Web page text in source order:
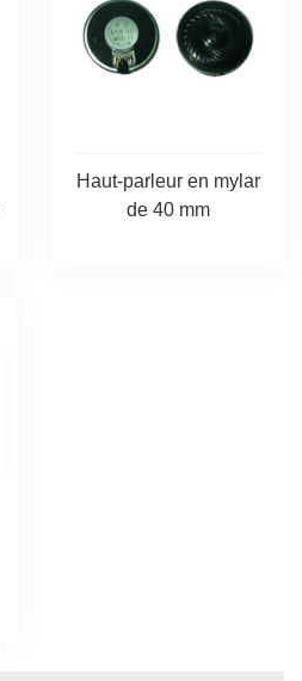
Haut-parleur en mylar
de 40 mm